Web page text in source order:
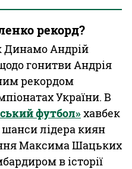
рекорд?
Динамо Андрій
гонитви Андрія
рекордом
України. В
футбол»хавбек
лідера киян
Максима Шацьких
в історії